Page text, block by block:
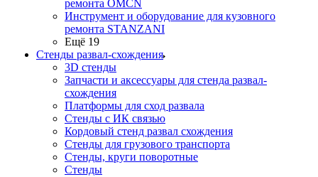
ремонта OMCN
Инструмент и оборудование для кузовного
ремонта STANZANI
Ещё 19
Стенды развал-схождения
3D стенды
Запчасти и аксессуары для стенда развал-
схождения
Платформы для сход развала
Стенды с ИК связью
Кордовый стенд развал схождения
Стенды для грузового транспорта
Стенды, круги поворотные
Стенды